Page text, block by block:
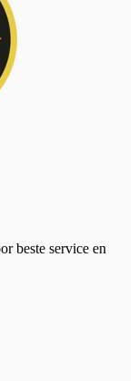
beste service en